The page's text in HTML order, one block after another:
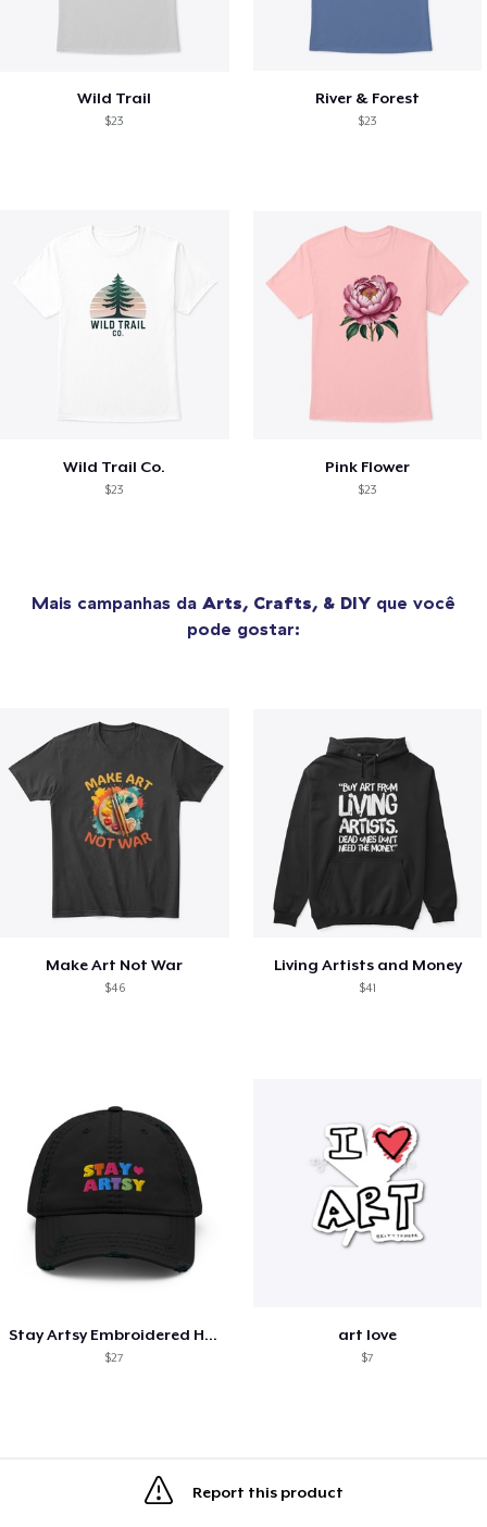
Wild Trail
$23
River & Forest
$23
Wild Trail Co.
$23
Pink Flower
$23
Mais campanhas da Arts, Crafts, & DIY que você
pode gostar:
Make Art Not War
$46
Living Artists and Money
$41
Stay Artsy Embroidered Hat
$27
art love
$7
Report this product